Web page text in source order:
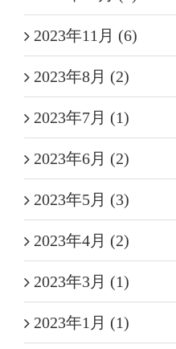
2023年11月 (6)
2023年8月 (2)
2023年7月 (1)
2023年6月 (2)
2023年5月 (3)
2023年4月 (2)
2023年3月 (1)
2023年1月 (1)